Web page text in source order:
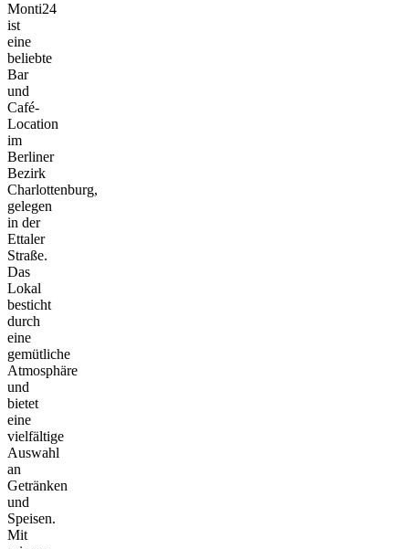
Monti24
ist
eine
beliebte
Bar
und
Café-
Location
im
Berliner
Bezirk
Charlottenburg,
gelegen
in der
Ettaler
Straße.
Das
Lokal
besticht
durch
eine
gemütliche
Atmosphäre
und
bietet
eine
vielfältige
Auswahl
an
Getränken
und
Speisen.
Mit